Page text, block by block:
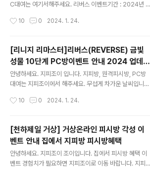
C대여는 여기서해주세요. 리버스 이벤트기간 : 2024년 1
할 수 있는 이벤트입니다. 성장지원 상자지급 : 각종 큐브,
득 가능합니다. 리니지 리마스터 프리미엄PC방에서 획득
가능한 아이템 피시방 입장가능한 시간대에 접속시 획득
가능 매일 3번 정해진 시간에 성장기회 놓치지 마세요. 매
일 9시, 12시, 21시 리버스 이벤트기간 : 2024년 1월 24
일 ~ 3월 20일 까지 이벤트기간 에만 적용되세요. 각종 체
https://www.gpjoy.co.kr/ 지피조이-원격피시방..
10 0 2024. 1. 24.
[리니지 리마스터]리버스(REVERSE) 금빛
성물 10단계 PC방이벤트 안내 2024 업데이
트 엔시에서 복귀 및 신규 초대박이벤트가 터
짐 지피조이 피시방에서 혜택받기
안녕하세요. 지피조이 입니다. 지피방, 원격피시방, PC방
대여는 지피조이에서 해주세요. 무섭게 차가운 날씨입니
길 바랍니다. 따뜻하게 주무셔야 다음날 피곤함이 덜하고
가 최고인듯합니다. 아무튼간에 ㅎㅎㅎㅎ 리니지 리마스터
대박이벤트가 있어서 빠르게 안내드립니다. 엔씨소프트에
서 다시 한번 재기를 목적으로 준비중인듯 합니다. 이번에
리버스 이벤트 타시고 본게임 이용해보시면 리니지가 어떤
게임인지 제대로 맛보실듯합니다. 리니지 리마스터 리버스
10 0 2024. 1. 24.
[천하제일 거상] 거상온라인 피시방 각성 이
벤트 안내 집에서 지피방 피시방혜택
안녕하세요. 지피조이 조이입니다. 집에서 피시방 혜택 이
벤트 경험치가 필요하면 지피조이로 이동 바랍니다. 지피